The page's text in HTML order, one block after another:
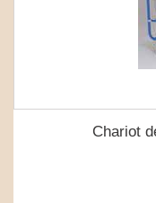
Chariot